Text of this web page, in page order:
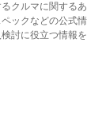
クルマに関するあ
ックなどの公式情
討に役立つ情報を